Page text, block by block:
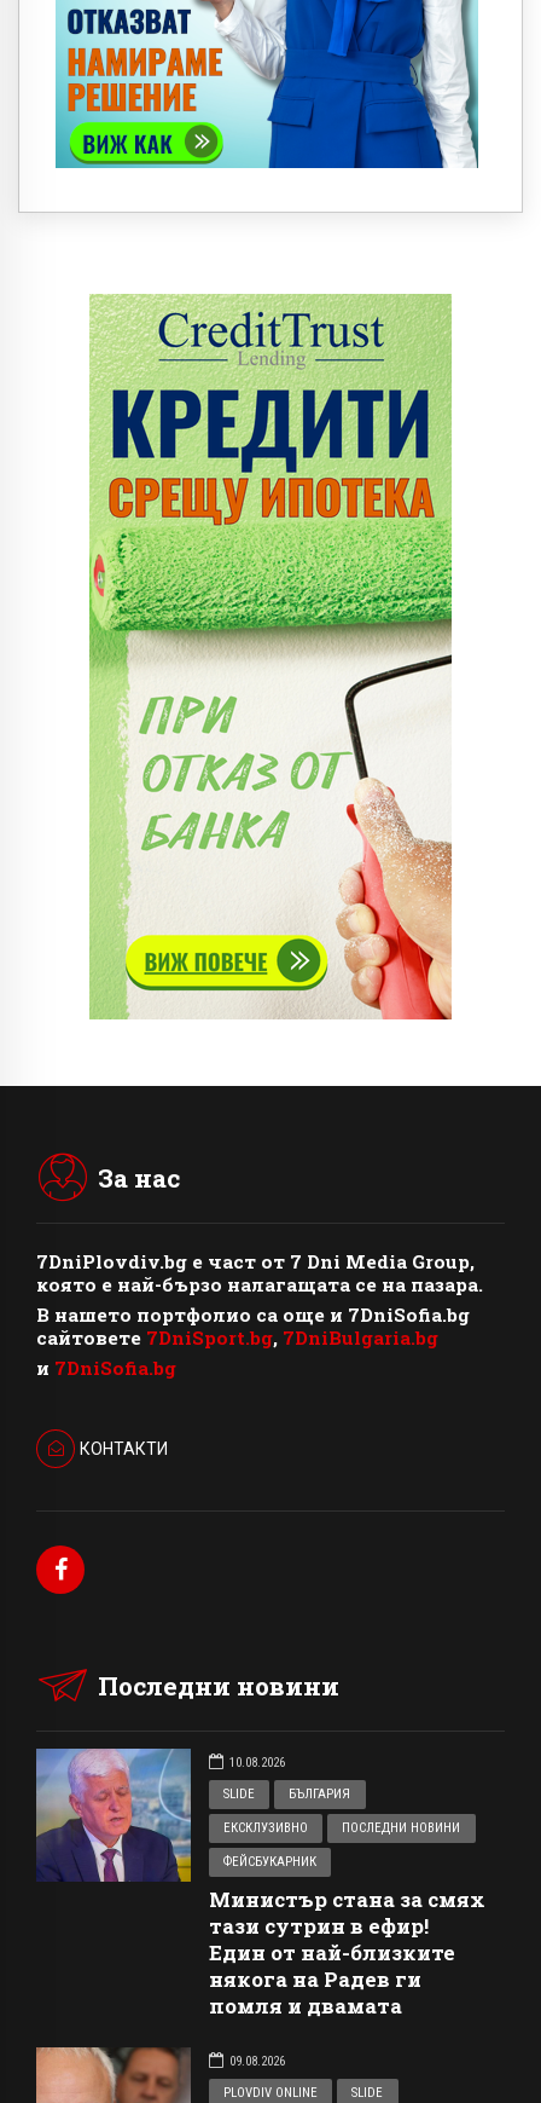
За нас
7DniPlovdiv.bg e част от 7 Dni Media Group,
която е най-бързо налагащата се на пазара.
В нашето портфолио са още и 7DniSofia.bg
сайтовете 7DniSport.bg, 7DniBulgaria.bg
и 7DniSofia.bg
КОНТАКТИ
Последни новини
10.08.2026
SLIDE
БЪЛГАРИЯ
ЕКСКЛУЗИВНО ПОСЛЕДНИ НОВИНИ
ФЕЙСБУКАРНИК
Министър стана за смях
тази сутрин в ефир!
Един от най-близките
някога на Радев ги
помля и двамата
09.08.2026
PLOVDIV ONLINE
SLIDE